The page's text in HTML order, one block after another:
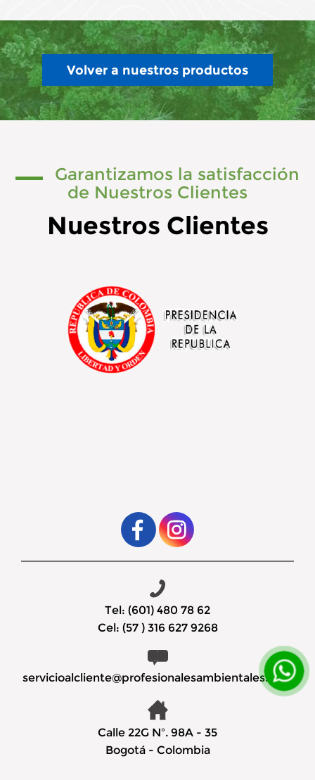
Volver a nuestros productos
Garantizamos la satisfacción
de Nuestros Clientes
Nuestros Clientes
Tel: (601) 480 78 62
Cel: (57 ) 316 627 9268
servicioalcliente@profesionalesambientales.com
Calle 22G Nº. 98A - 35
Bogotá - Colombia